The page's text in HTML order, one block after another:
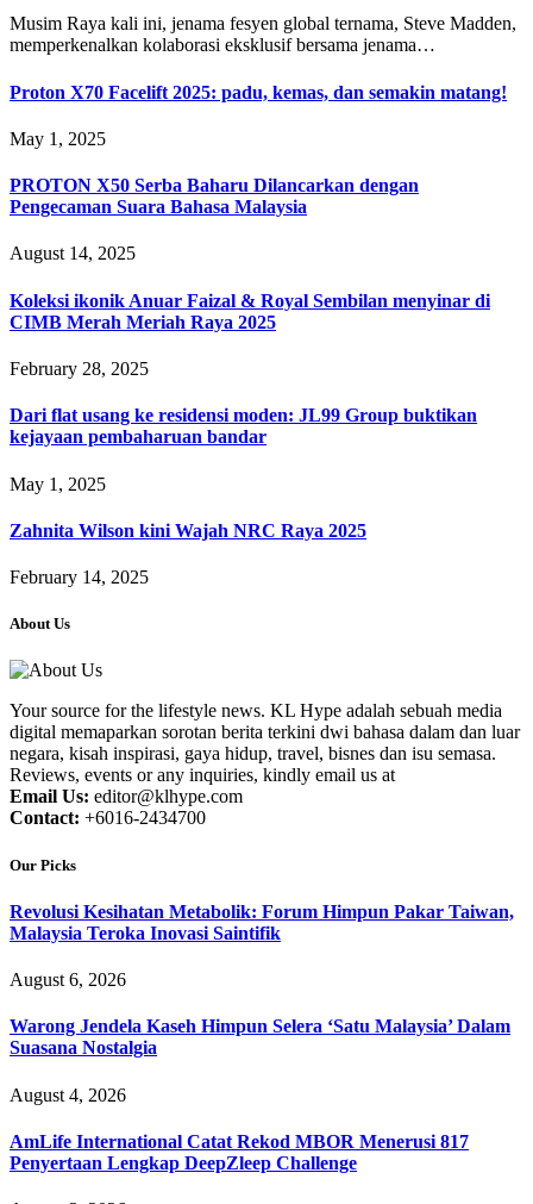
Musim Raya kali ini, jenama fesyen global ternama, Steve Madden,
memperkenalkan kolaborasi eksklusif bersama jenama…
Proton X70 Facelift 2025: padu, kemas, dan semakin matang!
May 1, 2025
PROTON X50 Serba Baharu Dilancarkan dengan
Pengecaman Suara Bahasa Malaysia
August 14, 2025
Koleksi ikonik Anuar Faizal & Royal Sembilan menyinar di
CIMB Merah Meriah Raya 2025
February 28, 2025
Dari flat usang ke residensi moden: JL99 Group buktikan
kejayaan pembaharuan bandar
May 1, 2025
Zahnita Wilson kini Wajah NRC Raya 2025
February 14, 2025
About Us
Your source for the lifestyle news. KL Hype adalah sebuah media
digital memaparkan sorotan berita terkini dwi bahasa dalam dan luar
negara, kisah inspirasi, gaya hidup, travel, bisnes dan isu semasa.
Reviews, events or any inquiries, kindly email us at
Email Us: editor@klhype.com
Contact: +6016-2434700
Our Picks
Revolusi Kesihatan Metabolik: Forum Himpun Pakar Taiwan,
Malaysia Teroka Inovasi Saintifik
August 6, 2026
Warong Jendela Kaseh Himpun Selera ‘Satu Malaysia’ Dalam
Suasana Nostalgia
August 4, 2026
AmLife International Catat Rekod MBOR Menerusi 817
Penyertaan Lengkap DeepZleep Challenge